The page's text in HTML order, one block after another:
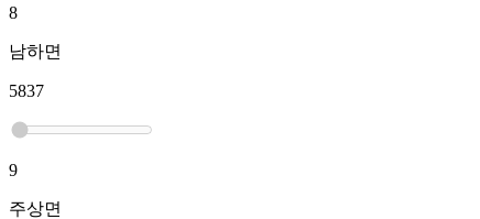
8
남하면
5837
9
주상면